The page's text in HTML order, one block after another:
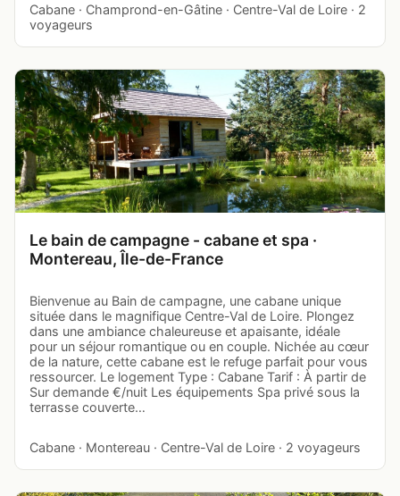
Cabane · Champrond-en-Gâtine · Centre-Val de Loire · 2
voyageurs
Le bain de campagne - cabane et spa ·
Montereau, Île-de-France
Bienvenue au Bain de campagne, une cabane unique
située dans le magnifique Centre-Val de Loire. Plongez
dans une ambiance chaleureuse et apaisante, idéale
pour un séjour romantique ou en couple. Nichée au cœur
de la nature, cette cabane est le refuge parfait pour vous
ressourcer. Le logement Type : Cabane Tarif : À partir de
Sur demande €/nuit Les équipements Spa privé sous la
terrasse couverte…
Cabane · Montereau · Centre-Val de Loire · 2 voyageurs